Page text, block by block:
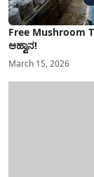
Free Mushroom
ಆಹ್ವಾನ!
March 15, 2026